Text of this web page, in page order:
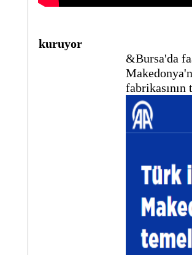
kuruyor
&Bursa'da
fabrikasının